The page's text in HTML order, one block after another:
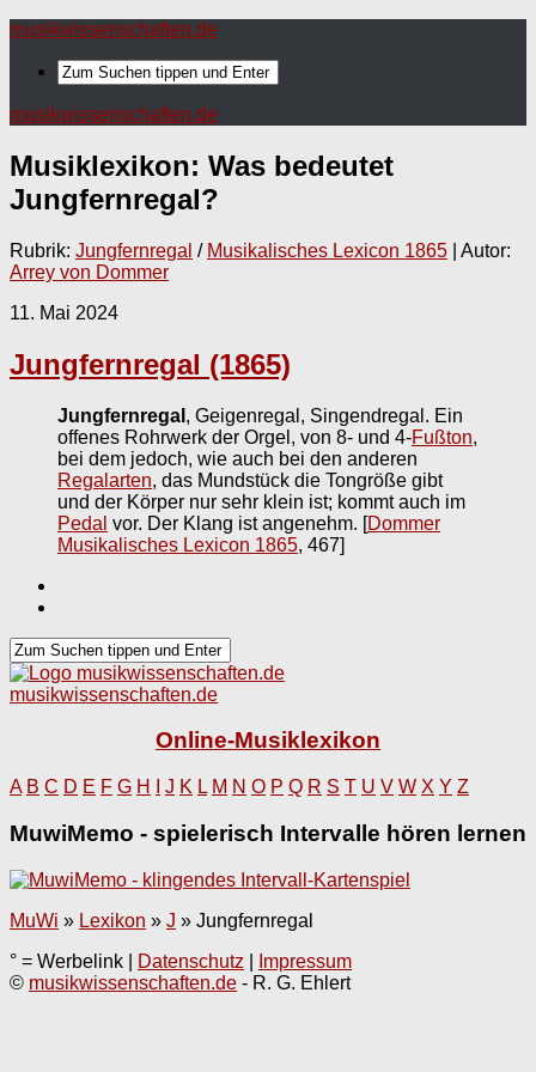
musikwissenschaften.de
musikwissenschaften.de
Musiklexikon: Was bedeutet
Jungfernregal?
Rubrik: Jungfernregal / Musikalisches Lexicon 1865 | Autor:
Arrey von Dommer
11. Mai 2024
Jungfernregal (1865)
Jungfernregal , Geigenregal, Singendregal. Ein
offenes Rohrwerk der Orgel, von 8- und 4-Fußton,
bei dem jedoch, wie auch bei den anderen
Regalarten, das Mundstück die Tongröße gibt
und der Körper nur sehr klein ist; kommt auch im
Pedal vor. Der Klang ist angenehm. [Dommer
Musikalisches Lexicon 1865, 467]
musikwissenschaften.de
Online-Musiklexikon
A B C D E F G H J K L M N O P Q R S T U V W X Y Z
MuwiMemo - spielerisch Intervalle hören lernen
MuWi » Lexikon » J » Jungfernregal
° = Werbelink |
Datenschutz
Impressum
© musikwissenschaften.de - R. G. Ehlert